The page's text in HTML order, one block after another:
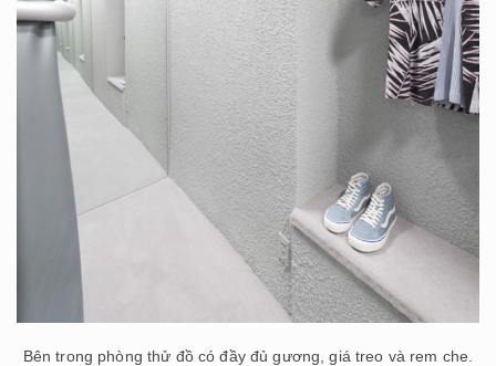
Bên trong phòng thử đồ có đầy đủ gương, giá treo và rem che.